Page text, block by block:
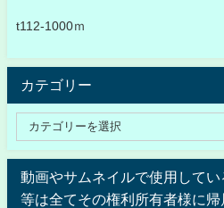
t112-1000ｍ
カテゴリー
動画やサムネイルで使用して
等は全てその権利所有者様に